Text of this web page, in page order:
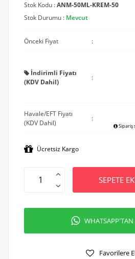
Stok Kodu :ANM-50ML-KREM-50
Stok Durumu : Mevcut
Önceki Fiyat :
İndirimli Fiyatı
(KDV Dahil)
:
Havale/EFT Fiyatı
(KDV Dahil)
:
Sipariş
Ücretsiz Kargo
SEPETE
WHATSAPP'TAN
Favorilere